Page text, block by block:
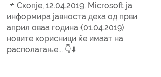
📌 Скопје, 12.04.2019. Microsoft ја
информира јавноста дека од први
април оваа година (01.04.2019)
новите корисници ќе имаат на
располагање... 👇⬇️